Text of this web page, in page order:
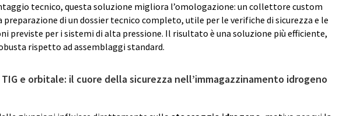
tecnico, questa soluzione migliora l’omologazione: un collettore custom
preparazione di un dossier tecnico completo, utile per le verifiche di sicurezza e le
previste per i sistemi di alta pressione. Il risultato è una soluzione più efficiente,
rispetto ad assemblaggi standard.
e orbitale: il cuore della sicurezza nell’immagazzinamento idrogeno